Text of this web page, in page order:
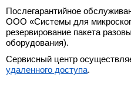
Послегарантийное
ООО «Системы для
резервирование пакета
оборудования).
Сервисный центр
удаленного доступа.